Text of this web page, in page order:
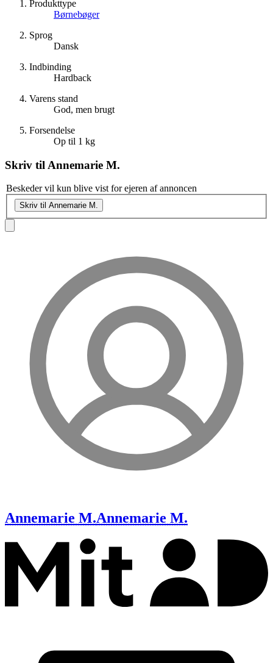
Produkttype
Børnebøger
Sprog
Dansk
Indbinding
Hardback
Varens stand
God, men brugt
Forsendelse
Op til 1 kg
Skriv til Annemarie M.
Beskeder vil kun blive vist for ejeren af annoncen
Skriv til Annemarie M.
Annemarie M.Annemarie M.